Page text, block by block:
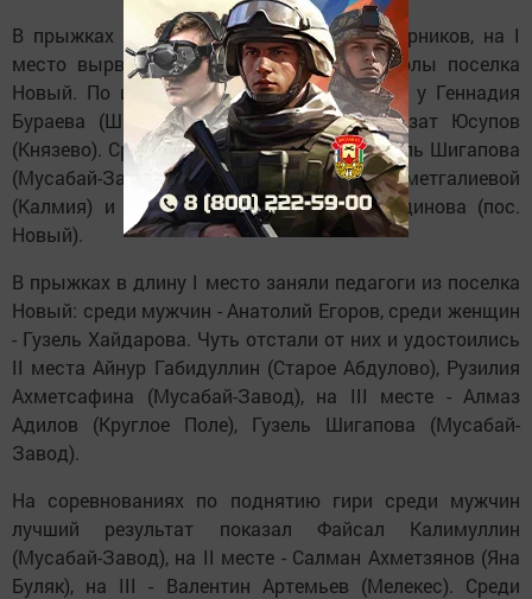
В прыжках в высоту, опередив всех соперников, на I
место вырвался Анатолий Егоров из школы поселка
Новый. По итогам соревнования II место у Геннадия
Бураева (Шильнебаш), III место занял Азат Юсупов
(Князево). Среди женщин: на I месте - Гузель Шигапова
(Мусабай-Завод), II место - у Альфиры Ахметгалиевой
(Калмия) и на III месте - Лидия Фархутдинова (пос.
Новый).
В прыжках в длину I место заняли педагоги из поселка
Новый: среди мужчин - Анатолий Егоров, среди женщин
- Гузель Хайдарова. Чуть отстали от них и удостоились
II места Айнур Габидуллин (Старое Абдулово), Рузилия
Ахметсафина (Мусабай-Завод), на III месте - Алмаз
Адилов (Круглое Поле), Гузель Шигапова (Мусабай-
Завод).
На соревнованиях по поднятию гири среди мужчин
лучший результат показал Файсал Калимуллин
(Мусабай-Завод), на II месте - Салман Ахметзянов (Яна
Буляк), на III - Валентин Артемьев (Мелекес). Среди